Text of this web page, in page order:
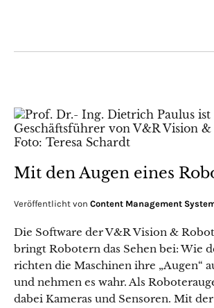
Mit den Augen eines
Veröffentlicht von Content Management
Die Software der V&R Vision &
bringt Robotern das Sehen bei: Wie
richten die Maschinen ihre „Augen“
und nehmen es wahr. Als
dabei Kameras und Sensoren. Mit